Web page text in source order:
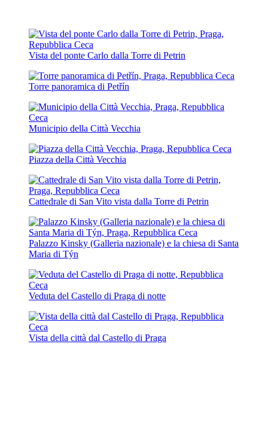
Vista del ponte Carlo dalla Torre di Petrin
Torre panoramica di Petřín
Municipio della Città Vecchia
Piazza della Città Vecchia
Cattedrale di San Vito vista dalla Torre di Petrin
Palazzo Kinsky (Galleria nazionale) e la chiesa di Santa
Maria di Týn
Veduta del Castello di Praga di notte
Vista della città dal Castello di Praga